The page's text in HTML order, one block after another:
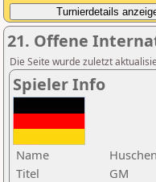
21. Offene
Die Seite wurde zuletzt
Spieler Info
Name
Titel
GM